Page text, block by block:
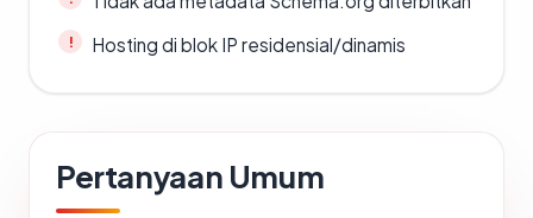
Hosting di blok IP residensial/dinamis
Pertanyaan Umum